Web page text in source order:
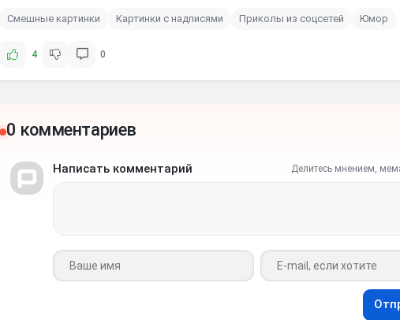
Смешные картинки Картинки с надписями Приколы из соцсетей Юмор
4 0
0 комментариев
Написать комментарий Делитесь мнением,
Ваше имя Ваш e-mail